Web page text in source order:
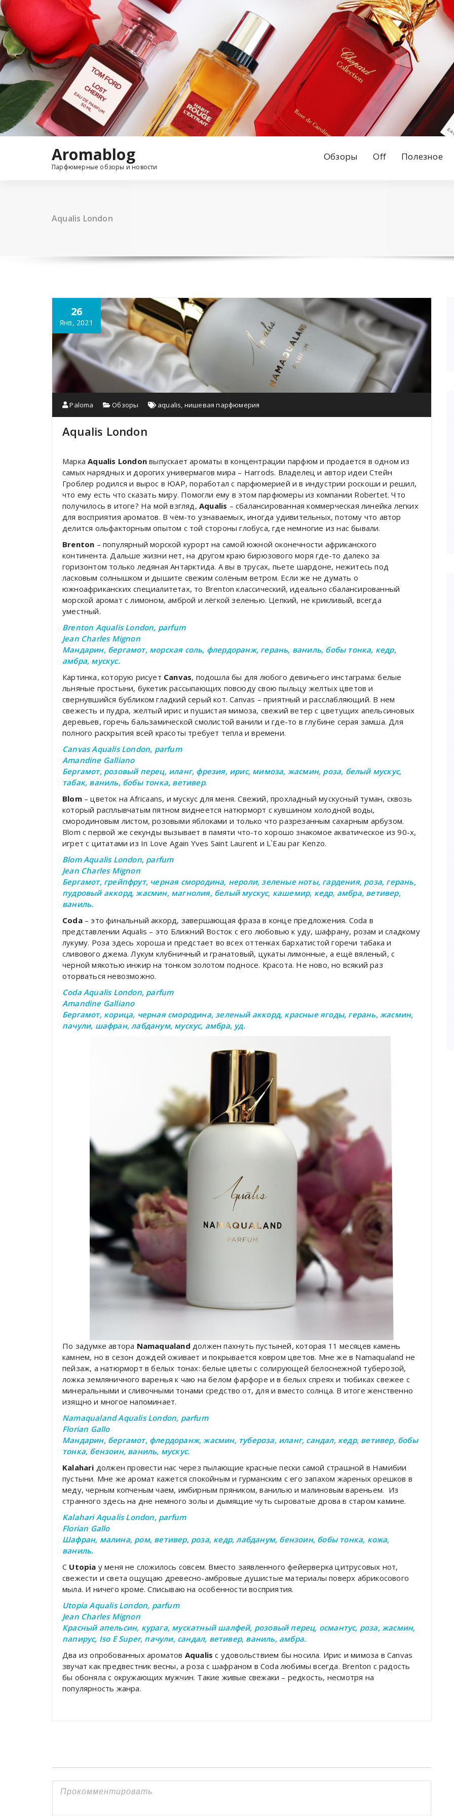
Перейти
к
содержимому
Aromablog
Парфюмерные обзоры и новости
Обзоры Off Полезное
Aqualis London
26
Янв, 2021
Paloma Обзоры aqualis, нишевая парфюмерия
Aqualis London
МаркаAqualis London выпускает ароматы в концентрации парфюм и продается в одном из
самых нарядных и дорогих универмагов мира – Harrods. Владелец и автор идеи Стейн
Гроблер родился и вырос в ЮАР, поработал с парфюмерией и в индустрии роскоши и решил,
что ему есть что сказать миру. Помогли ему в этом парфюмеры из компании Robertet. Что
получилось в итоге? На мой взгляд, Aqualis – сбалансированная коммерческая линейка легких
для восприятия ароматов. В чём-то узнаваемых, иногда удивительных, потому что автор
делится ольфакторным опытом с той стороны глобуса, где немногие из нас бывали.
Brenton – популярный морской курорт на самой южной оконечности африканского
континента. Дальше жизни нет, на другом краю бирюзового моря где-то далеко за
горизонтом только ледяная Антарктида. А вы в трусах, пьете шардоне, нежитесь под
ласковым солнышком и дышите свежим солёным ветром. Если же не думать о
южноафриканских специалитетах, то Brenton классический, идеально сбалансированный
морской аромат с лимоном, амброй и лёгкой зеленью. Цепкий, не крикливый, всегда
уместный.
Brenton Aqualis London, parfum
Jean Charles Mignon
Мандарин, бергамот, морская соль, флердоранж, герань, ваниль, бобы тонка, кедр,
амбра, мускус.
Картинка, которую рисует Canvas, подошла бы для любого девичьего инстаграма: белые
льняные простыни, букетик рассыпающих повсюду свою пыльцу желтых цветов и
свернувшийся бубликом гладкий серый кот. Canvas – приятный и расслабляющий. В нем
свежесть и пудра, желтый ирис и пушистая мимоза, свежий ветер с цветущих апельсиновых
деревьев, горечь бальзамической смолистой ванили и где-то в глубине серая замша. Для
полного раскрытия всей красоты требует тепла и времени.
Canvas Aqualis London, parfum
Amandine Galliano
Бергамот, розовый перец, иланг, фрезия, ирис, мимоза, жасмин, роза, белый мускус,
табак, ваниль, бобы тонка, ветивер.
Blom – цветок на Africaans, и мускус для меня. Свежий, прохладный мускусный туман, сквозь
который расплывчатым пятном виднеется натюрморт с кувшином холодной воды,
смородиновым листом, розовыми яблоками и только что разрезанным сахарным арбузом.
Blom с первой же секунды вызывает в памяти что-то хорошо знакомое акватическое из 90-х,
игрет с цитатами из In Love Again Yves Saint Laurent и L`Eau par Kenzo.
Blom Aqualis London, parfum
Jean Charles Mignon
Бергамот, грейпфрут, черная смородина, нероли, зеленые ноты, гардения, роза, герань,
пудровый аккорд, жасмин, магнолия, белый мускус, кашемир, кедр, амбра, ветивер,
ваниль.
Coda – это финальный аккорд, завершающая фраза в конце предложения. Coda в
представлении Aqualis – это Ближний Восток с его любовью к уду, шафрану, розам и сладкому
лукуму. Роза здесь хороша и предстает во всех оттенках бархатистой горечи табака и
сливового джема. Лукум клубничный и гранатовый, цукаты лимонные, а ещё вяленый, с
черной мякотью инжир на тонком золотом подносе. Красота. Не ново, но всякий раз
оторваться невозможно.
Coda Aqualis London, parfum
Amandine Galliano
Бергамот, корица, черная смородина, зеленый аккорд, красные ягоды, герань, жасмин,
пачули, шафран, лабданум, мускус, амбра, уд.
По задумке автора Namaqualand должен пахнуть пустыней, которая 11 месяцев камень
камнем, но в сезон дождей оживает и покрывается ковром цветов. Мне же в Namaqualand не
пейзаж, а натюрморт в белых тонах: белые цветы с солирующей белоснежной туберозой,
ложка земляничного варенья к чаю на белом фарфоре и в белых спреях и тюбиках свежее с
минеральными и сливочными тонами средство от, для и вместо солнца. В итоге женственно
изящно и многое напоминает.
Namaqualand Aqualis London, parfum
Florian Gallo
Мандарин, бергамот, флердоранж, жасмин, тубероза, иланг, сандал, кедр, ветивер, бобы
тонка, бензоин, ваниль, мускус.
Kalahari должен провести нас через пылающие красные пески самой страшной в Намибии
пустыни. Мне же аромат кажется спокойным и гурманским с его запахом жареных орешков в
меду, черным копченым чаем, имбирным пряником, ванилью и малиновым вареньем. Из
странного здесь на дне немного золы и дымящие чуть сыроватые дрова в старом камине.
Kalahari Aqualis London, parfum
Florian Gallo
Шафран, малина, ром, ветивер, роза, кедр, лабданум, бензоин, бобы тонка, кожа,
ваниль.
С Utopia у меня не сложилось совсем. Вместо заявленного фейерверка цитрусовых нот,
свежести и света ощущаю древесно-амбровые душистые материалы поверх абрикосового
мыла. И ничего кроме. Списываю на особенности восприятия.
Utopia Aqualis London, parfum
Jean Charles Mignon
Красный апельсин, курага, мускатный шалфей, розовый перец, османтус, роза, жасмин,
папирус, Iso E Super, пачули, сандал, ветивер, ваниль, амбра.
Два из опробованных ароматов Aqualisс удовольствием бы носила. Ирис и мимоза в Canvas
звучат как предвестник весны, а роза с шафраном в Coda любимы всегда. Brenton с радость
бы обоняла с окружающих мужчин. Такие живые свежаки – редкость, несмотря на
популярность жанра.